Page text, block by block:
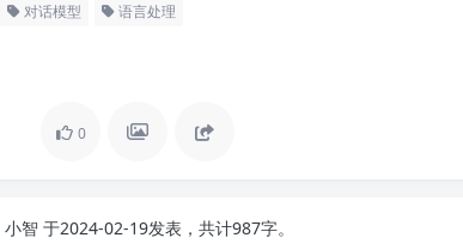
对话模型 语言处理
0
小智 于2024-02-19发表，共计987字。